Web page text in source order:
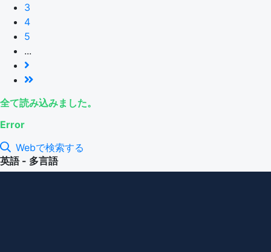
3
4
5
...
全て読み込みました。
Error
Webで検索する
英語 - 多言語